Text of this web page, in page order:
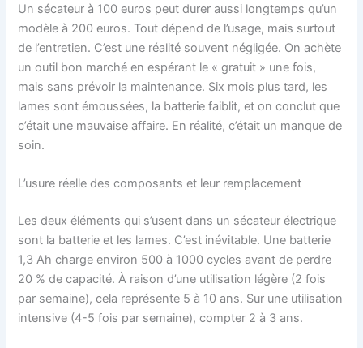
Un sécateur à 100 euros peut durer aussi longtemps qu’un
modèle à 200 euros. Tout dépend de l’usage, mais surtout
de l’entretien. C’est une réalité souvent négligée. On achète
un outil bon marché en espérant le « gratuit » une fois,
mais sans prévoir la maintenance. Six mois plus tard, les
lames sont émoussées, la batterie faiblit, et on conclut que
c’était une mauvaise affaire. En réalité, c’était un manque de
soin.
L’usure réelle des composants et leur remplacement
Les deux éléments qui s’usent dans un sécateur électrique
sont la batterie et les lames. C’est inévitable. Une batterie
1,3 Ah charge environ 500 à 1000 cycles avant de perdre
20 % de capacité. À raison d’une utilisation légère (2 fois
par semaine), cela représente 5 à 10 ans. Sur une utilisation
intensive (4-5 fois par semaine), compter 2 à 3 ans.